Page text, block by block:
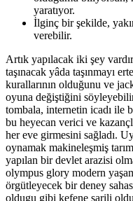
yaratıyor.
İlginç bir şekilde,
verebilir.
Artık yapılacak iki şey
taşınacak yâda taşınmayı
kurallarının olduğunu ve
oyuna değiştiğini
tombala, internetin icadı ile
bu heyecan verici ve
her eve girmesini sağladı.
oynamak makineleşmiş
yapılan bir devlet arazisi
olympus glory modern
örgütleyecek bir deney
oldugu gibi kefene sarili